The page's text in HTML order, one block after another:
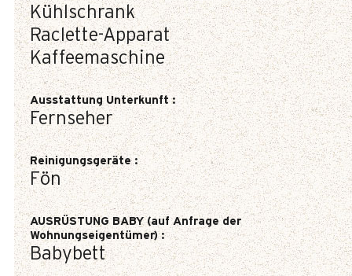
Kühlschrank
Raclette-Apparat
Kaffeemaschine
Ausstattung Unterkunft:
Fernseher
Reinigungsgeräte:
Fön
AUSRÜSTUNG BABY (auf Anfrage der
Wohnungseigentümer):
Babybett